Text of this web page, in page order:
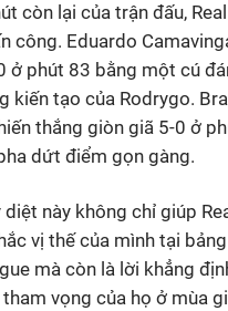
còn lại của trận đấu,
công. Eduardo
ở phút 83 bằng một cú
kiến tạo của Rodrygo.
thắng giòn giã 5-0 ở
dứt điểm gọn gàng.
diệt này không chỉ giúp
vị thế của mình tại
mà còn là lời khẳng
vọng của họ ở mùa